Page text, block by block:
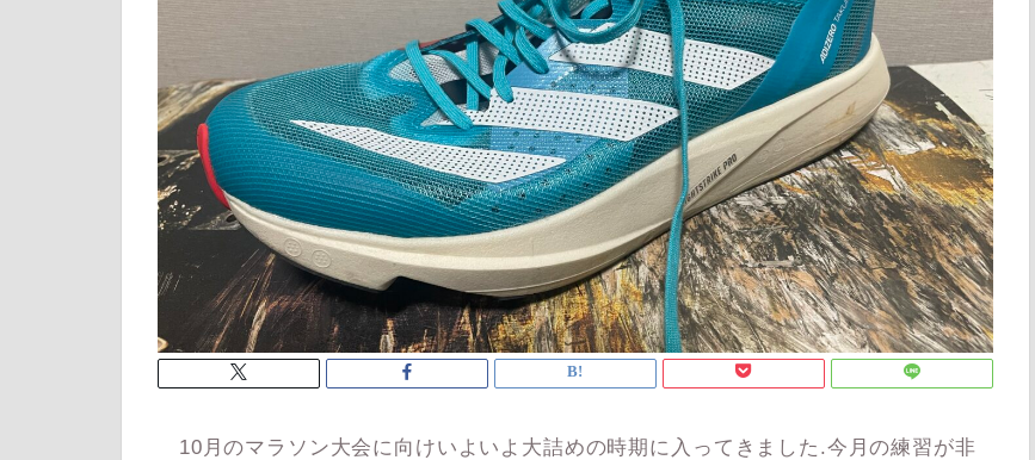
10月のマラソン大会に向けいよいよ大詰めの時期に入ってきました.今月の練習が非